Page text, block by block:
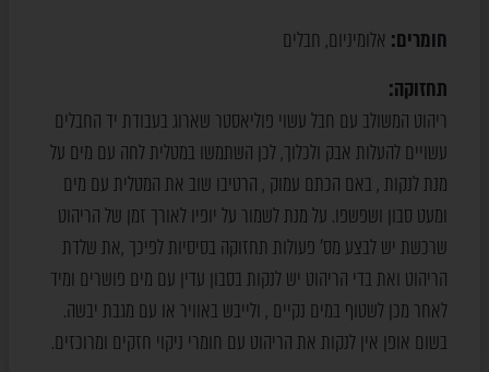
חומרים: אלומיניום, חבלים
תחזוקה:
ריהוט המשולב עם חבל עשוי פוליאסטר שארוג בעבודת יד החבלים
עשויים להעלות אבק ולכלוך, לכן השתמשו במטלית לחה עם מים על
מנת לנקות , באם הכתם עמוק , הרטיבו שוב את המטלית עם מים
ומעט סבון ושפשפו. על מנת לשמור על יופיו לאורך זמן של הריהוט
שרכשת יש לבצע מס’ פעולות תחזוקה בסיסיות לפיכך ,את שלדת
הריהוט ואת בדי הריהוט יש לנקות בסבון עדין עם מים פושרים ומיד
לאחר מכן לשטוף במים נקיים , ולייבש באוויר או עם מגבת יבשה.
בשום אופן אין לנקות את הריהוט עם חומרי ניקוי חזקים ומרוכזים.